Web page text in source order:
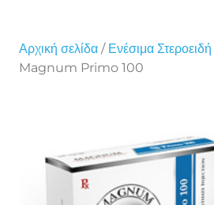
Αρχική σελίδα / Ενέσιμα Στεροειδή
Magnum Primo 100